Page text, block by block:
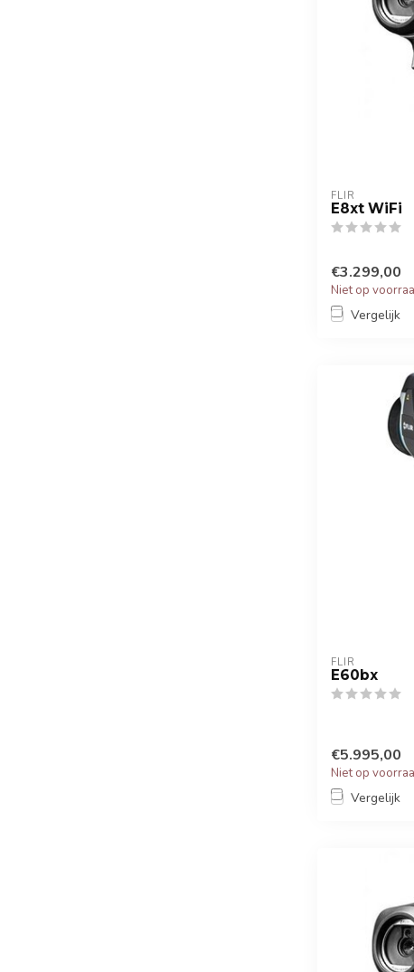
FLIR
E8xt WiFi
€3.299,00
Niet op
Vergelijk
FLIR
E60bx
€5.995,00
Niet op
Vergelijk